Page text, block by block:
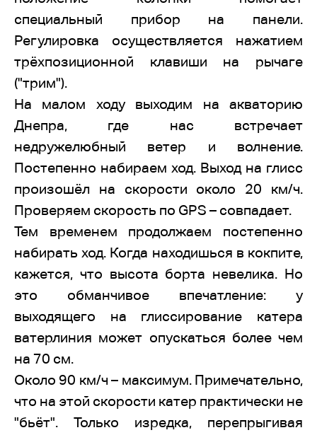
специальный прибор на панели.
Регулировка осуществляется нажатием
трёхпозиционной клавиши на рычаге
("трим").
На малом ходу выходим на акваторию
Днепра, где нас встречает
недружелюбный ветер и волнение.
Постепенно набираем ход. Выход на глисс
произошёл на скорости около 20 км/ч.
Проверяем скорость по GPS – совпадает.
Тем временем продолжаем постепенно
набирать ход. Когда находишься в кокпите,
кажется, что высота борта невелика. Но
это обманчивое впечатление: у
выходящего на глиссирование катера
ватерлиния может опускаться более чем
на 70 см.
Около 90 км/ч – максимум. Примечательно,
что на этой скорости катер практически не
"бьёт". Только изредка, перепрыгивая